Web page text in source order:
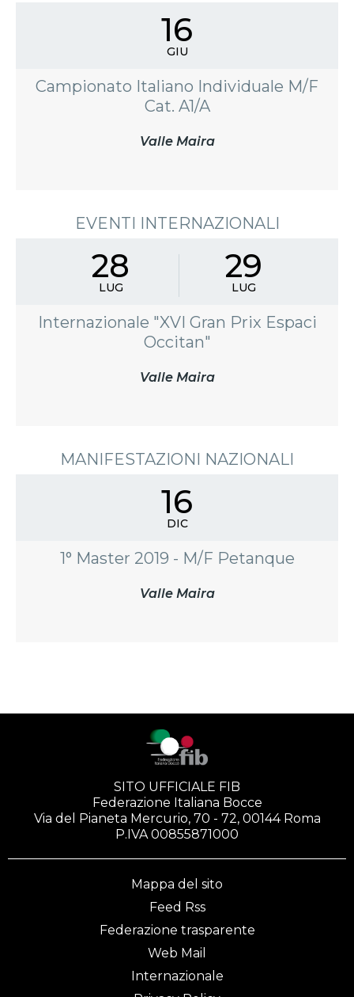
16
GIU
Campionato Italiano Individuale M/F
Cat. A1/A
Valle Maira
EVENTI INTERNAZIONALI
28
LUG
29
LUG
Internazionale "XVI Gran Prix Espaci
Occitan"
Valle Maira
MANIFESTAZIONI NAZIONALI
16
DIC
1° Master 2019 - M/F Petanque
Valle Maira
SITO UFFICIALE FIB
Federazione Italiana Bocce
Via del Pianeta Mercurio, 70 - 72, 00144 Roma
P.IVA 00855871000
Mappa del sito
Feed Rss
Federazione trasparente
Web Mail
Internazionale